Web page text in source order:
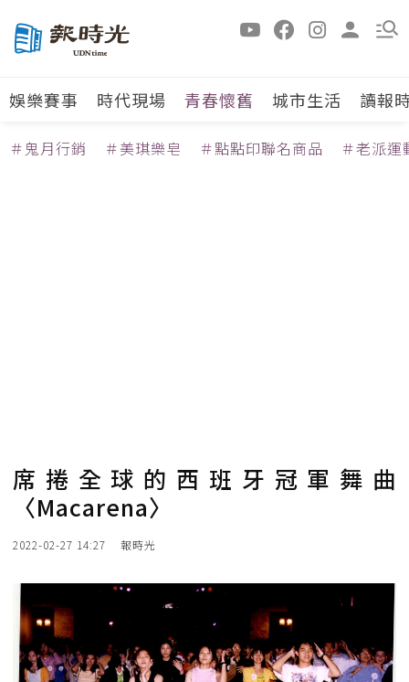
娛樂賽事 時代現場 青春懷舊 城市生活 讀報
＃鬼月行銷 ＃美琪樂皂 ＃點點印聯名商品 ＃老派運
席捲全球的西班牙冠軍舞曲
〈Macarena〉
2022-02-27 14:27 報時光